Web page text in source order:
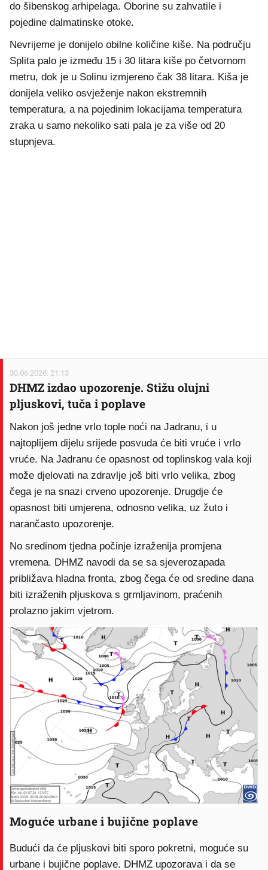
do šibenskog arhipelaga. Oborine su zahvatile i
pojedine dalmatinske otoke.
Nevrijeme je donijelo obilne količine kiše. Na području
Splita palo je između 15 i 30 litara kiše po četvornom
metru, dok je u Solinu izmjereno čak 38 litara. Kiša je
donijela veliko osvježenje nakon ekstremnih
temperatura, a na pojedinim lokacijama temperatura
zraka u samo nekoliko sati pala je za više od 20
stupnjeva.
30.06.2026. 21:13
DHMZ izdao upozorenje. Stižu olujni
pljuskovi, tuča i poplave
Nakon još jedne vrlo tople noći na Jadranu, i u
najtoplijem dijelu srijede posvuda će biti vruće i vrlo
vruće. Na Jadranu će opasnost od toplinskog vala koji
može djelovati na zdravlje još biti vrlo velika, zbog
čega je na snazi crveno upozorenje. Drugdje će
opasnost biti umjerena, odnosno velika, uz žuto i
narančasto upozorenje.
No sredinom tjedna počinje izraženija promjena
vremena. DHMZ navodi da se sa sjeverozapada
približava hladna fronta, zbog čega će od sredine dana
biti izraženih pljuskova s grmljavinom, praćenih
prolazno jakim vjetrom.
Moguće urbane i bujične poplave
Budući da će pljuskovi biti sporo pokretni, moguće su
urbane i bujične poplave. DHMZ upozorava i da se